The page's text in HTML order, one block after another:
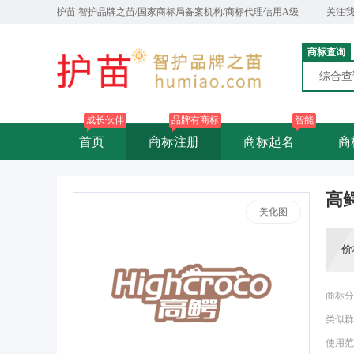
护苗:智护品牌之苗/国家商标局备案机构/商标代理信用A级 关注
商标查询
综合
首页
成长伙伴
商标注册
品牌有商标
商标起名
智能
商
美化图
高
商标
类似
使用